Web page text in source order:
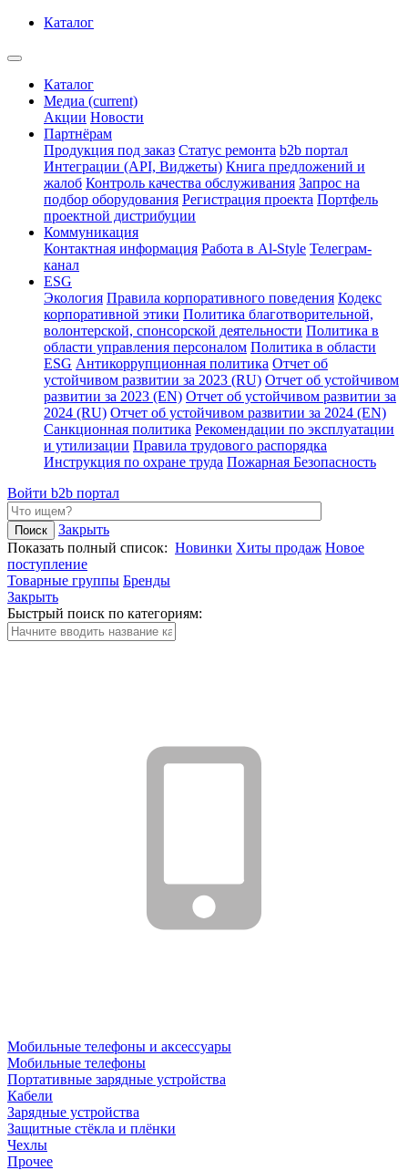
Каталог
Каталог
Медиа (current)
Акции Новости
Партнёрам
Продукция под заказ Статус ремонта b2b портал
Интеграции (API, Виджеты) Книга предложений и
жалоб Контроль качества обслуживания Запрос на
подбор оборудования Регистрация проекта Портфель
проектной дистрибуции
Коммуникация
Контактная информация Работа в Al-Style Телеграм-
канал
ESG
Экология Правила корпоративного поведения Кодекс
корпоративной этики Политика благотворительной,
волонтерской, спонсорской деятельности Политика в
области управления персоналом Политика в области
ESG Антикоррупционная политика Отчет об
устойчивом развитии за 2023 (RU) Отчет об устойчивом
развитии за 2023 (EN) Отчет об устойчивом развитии за
2024 (RU) Отчет об устойчивом развитии за 2024 (EN)
Санкционная политика Рекомендации по эксплуатации
и утилизации Правила трудового распорядка
Инструкция по охране труда Пожарная Безопасность
Войти b2b портал
Закрыть
Показать полный список: Новинки Хиты продаж Новое
поступление
Товарные группы Бренды
Закрыть
Быстрый поиск по категориям:
Мобильные телефоны и аксессуары
Мобильные телефоны
Портативные зарядные устройства
Кабели
Зарядные устройства
Защитные стёкла и плёнки
Чехлы
Прочее